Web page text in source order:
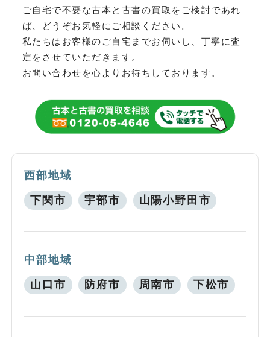
ご自宅で不要な古本と古書の買取をご検討であれ
ば、どうぞお気軽にご相談ください。
私たちはお客様のご自宅までお伺いし、丁寧に査
定をさせていただきます。
お問い合わせを心よりお待ちしております。
西部地域
下関市 宇部市 山陽小野田市
中部地域
山口市 防府市 周南市 下松市